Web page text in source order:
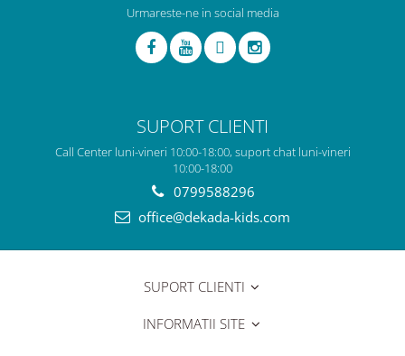
Urmareste-ne in social media
SUPORT CLIENTI
Call Center luni-vineri 10:00-18:00, suport chat luni-vineri
10:00-18:00
0799588296
office@dekada-kids.com
SUPORT CLIENTI
INFORMATII SITE